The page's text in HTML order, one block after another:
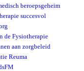
beroepsgeheim
succesvol
de Fysiotherapie
aan zorgbeleid
Reuma